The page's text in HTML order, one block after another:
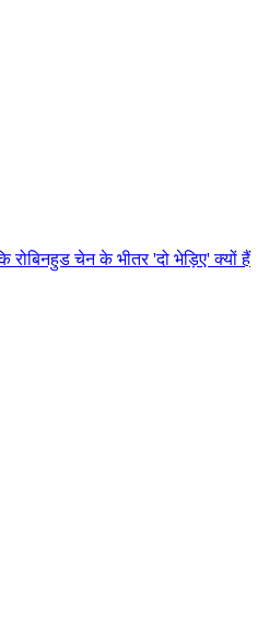
रोबिनहुड चेन के भीतर 'दो भेड़िए' क्यों हैं